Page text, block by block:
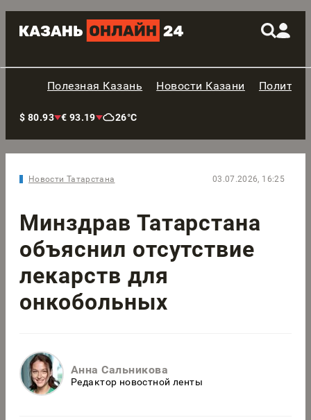
Полезная Казань Новости Казани
$ 80.93 € 93.19 26°C
Новости Татарстана 03.07.2026, 16:25
Минздрав Татарстана
объяснил отсутствие
лекарств для
онкобольных
Анна Сальникова
Редактор новостной ленты